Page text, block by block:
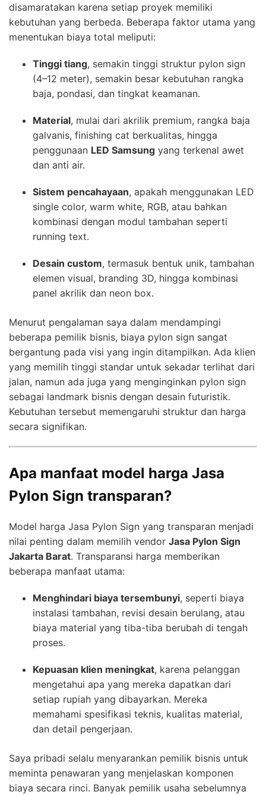
disamaratakan karena setiap proyek memiliki
kebutuhan yang berbeda. Beberapa faktor utama yang
menentukan biaya total meliputi:
Tinggi tiang, semakin tinggi struktur pylon sign
(4–12 meter), semakin besar kebutuhan rangka
baja, pondasi, dan tingkat keamanan.
Material, mulai dari akrilik premium, rangka baja
galvanis, finishing cat berkualitas, hingga
penggunaan LED Samsung yang terkenal awet
dan anti air.
Sistem pencahayaan, apakah menggunakan LED
single color, warm white, RGB, atau bahkan
kombinasi dengan modul tambahan seperti
running text.
Desain custom, termasuk bentuk unik, tambahan
elemen visual, branding 3D, hingga kombinasi
panel akrilik dan neon box.
Menurut pengalaman saya dalam mendampingi
beberapa pemilik bisnis, biaya pylon sign sangat
bergantung pada visi yang ingin ditampilkan. Ada klien
yang memilih tinggi standar untuk sekadar terlihat dari
jalan, namun ada juga yang menginginkan pylon sign
sebagai landmark bisnis dengan desain futuristik.
Kebutuhan tersebut memengaruhi struktur dan harga
secara signifikan.
Apa manfaat model harga Jasa
Pylon Sign transparan?
Model harga Jasa Pylon Sign yang transparan menjadi
nilai penting dalam memilih vendor Jasa Pylon Sign
Jakarta Barat. Transparansi harga memberikan
beberapa manfaat utama:
Menghindari biaya tersembunyi, seperti biaya
instalasi tambahan, revisi desain berulang, atau
biaya material yang tiba-tiba berubah di tengah
proses.
Kepuasan klien meningkat, karena pelanggan
mengetahui apa yang mereka dapatkan dari
setiap rupiah yang dibayarkan. Mereka
memahami spesifikasi teknis, kualitas material,
dan detail pengerjaan.
Saya pribadi selalu menyarankan pemilik bisnis untuk
meminta penawaran yang menjelaskan komponen
biaya secara rinci. Banyak pemilik usaha sebelumnya